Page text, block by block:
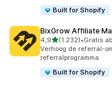
Built for Shopify
BixGrow Affiliate
4,9van 5 sterren
(1.232)
1232 recensies in
•Gratis
Verhoog de referral-
referralprogramma
Built for Shopify